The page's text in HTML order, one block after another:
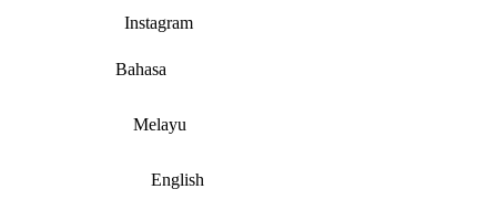
Instagram
Bahasa
Melayu
English